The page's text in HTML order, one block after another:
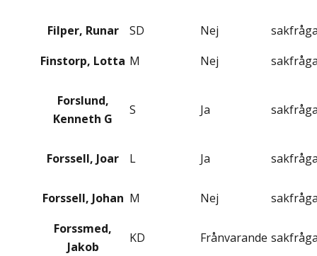
Filper, Runar SD Nej
Finstorp, Lotta M Nej
Forslund,
Kenneth G
S Ja
Forssell, Joar L Ja
Forssell, Johan M Nej
Forssmed,
Jakob
KD Frånvarande